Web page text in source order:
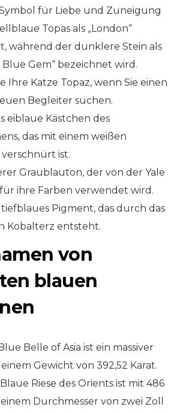
Symbol für Liebe und Zuneigung
Topas als „London“
während der dunklere Stein als
Blue Gem“ bezeichnet wird.
Ihre Katze Topaz, wenn Sie einen
Begleiter suchen.
eiblaue Kästchen des
das mit einem weißen
ist.
Graublauton, der von der Yale
ihre Farben verwendet wird.
tiefblaues Pigment, das durch das
Kobalterz entsteht.
von
blauen
Belle of Asia ist ein massiver
Gewicht von 392,52 Karat.
Riese des Orients ist mit 486
Durchmesser von zwei Zoll